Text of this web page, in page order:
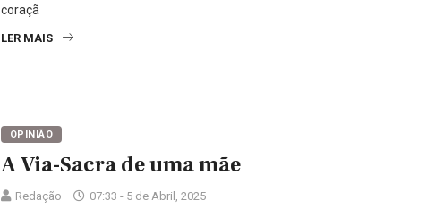
coraçã
LER MAIS
OPINIÃO
A Via-Sacra de uma mãe
Redação 07:33 - 5 de Abril, 2025